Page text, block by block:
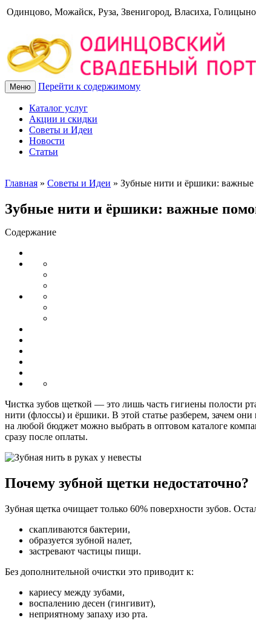
Одинцово, Можайск, Руза, Звенигород, Власиха,
Меню Перейти к содержимому
Каталог услуг
Акции и скидки
Советы и Идеи
Новости
Статьи
Главная » Советы и Идеи » Зубные нити и ёршики: важные
Зубные нити и ёршики: важные
Содержание
Чистка зубов щеткой — это лишь часть гигиены полости
нити (флоссы) и ёршики. В этой статье разберем, зачем
на любой бюджет можно выбрать в оптовом каталоге
сразу после оплаты.
Почему зубной щетки недостаточно?
Зубная щетка очищает только 60% поверхности зубов.
скапливаются бактерии,
образуется зубной налет,
застревают частицы пищи.
Без дополнительной очистки это приводит к:
кариесу между зубами,
воспалению десен (гингивит),
неприятному запаху изо рта.